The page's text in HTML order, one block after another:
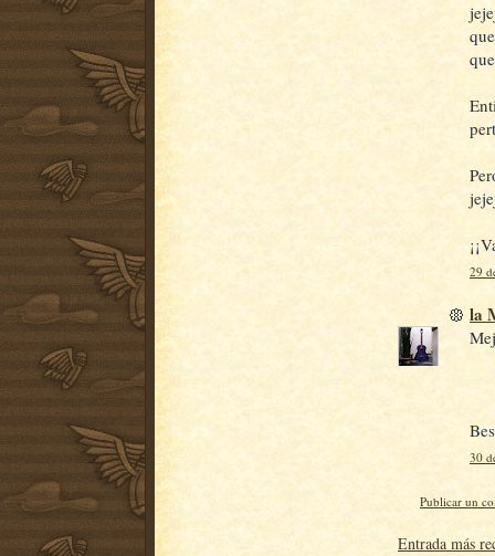
29
la
30
Publicar un
Entrada más